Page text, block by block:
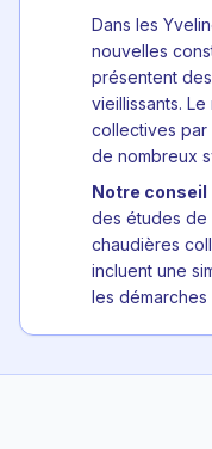
Dans les
nouvelles
présentent
vieillissants.
collectives par
de nombreux
Notre conseil
des études de
chaudières
incluent une
les